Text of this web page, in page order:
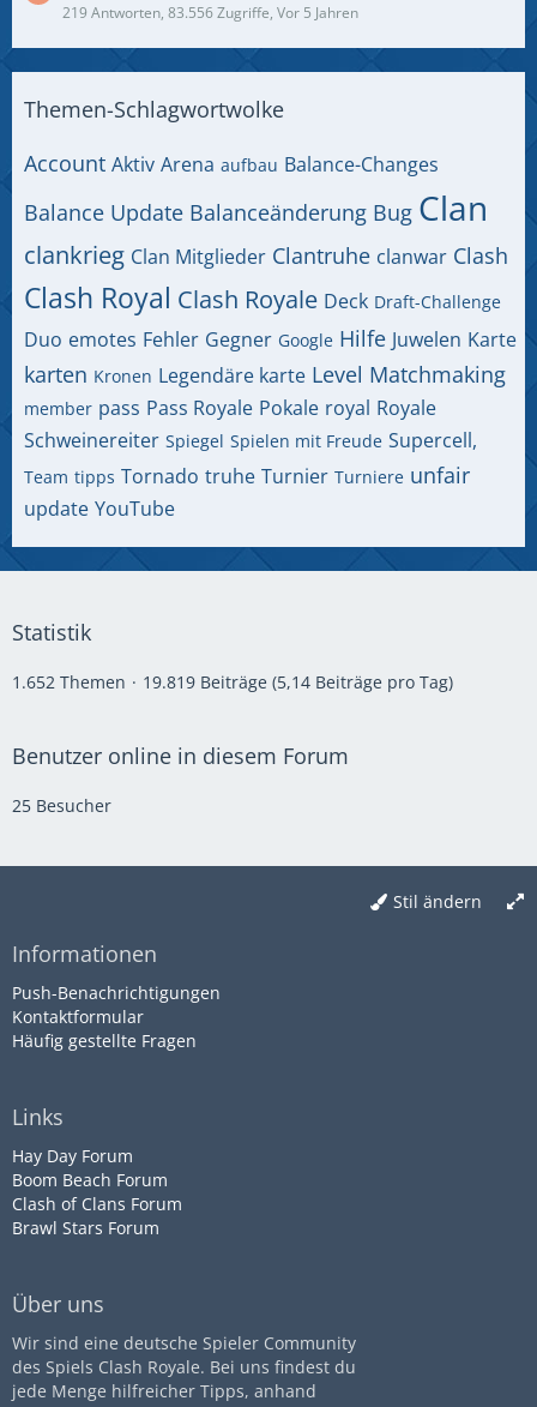
219 Antworten, 83.556 Zugriffe, Vor 5 Jahren
Themen-Schlagwortwolke
Account Aktiv Arena aufbau Balance-Changes
Balance Update Balanceänderung Bug Clan
clankrieg Clan Mitglieder Clantruhe clanwar Clash
Clash Royal Clash Royale Deck Draft-Challenge
Duo emotes Fehler Gegner Google Hilfe Juwelen Karte
karten Kronen Legendäre karte Level Matchmaking
member pass Pass Royale Pokale royal Royale
Schweinereiter Spiegel Spielen mit Freude Supercell,
Team tipps Tornado truhe Turnier Turniere unfair
update YouTube
Statistik
1.652 Themen 19.819 Beiträge (5,14 Beiträge pro Tag)
Benutzer online in diesem Forum
25 Besucher
Stil ändern
Informationen
Push-Benachrichtigungen
Kontaktformular
Häufig gestellte Fragen
Links
Hay Day Forum
Boom Beach Forum
Clash of Clans Forum
Brawl Stars Forum
Über uns
Wir sind eine deutsche Spieler Community
des Spiels Clash Royale. Bei uns findest du
jede Menge hilfreicher Tipps, anhand